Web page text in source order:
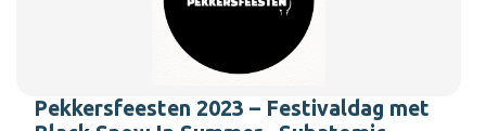
Pekkersfeesten 2023 – Festivaldag met